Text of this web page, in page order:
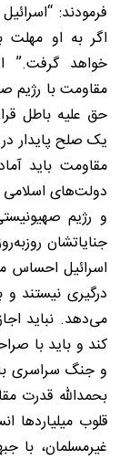
فرمودند:
اگر به او
خواهد گرفت.”
مقاومت با رژیم
حق علیه باطل
یک صلح پایدار
مقاومت باید
دولت‌های اسلامی
و رژیم
جنایاتشان
اسرائیل احساس
درگیری نیستند
می‌دهد. نباید
کند و باید با
و جنگ سراسری با
بحمدالله قدرت
قلوب میلیاردها
غیرمسلمان، با